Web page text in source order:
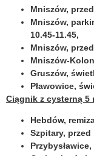
Mniszów,
Mniszów,
10.45-11.45,
Mniszów,
Mniszów-
Gruszów,
Pławowice,
Ciągnik z cysterną 5
Hebdów,
Szpitary, przed